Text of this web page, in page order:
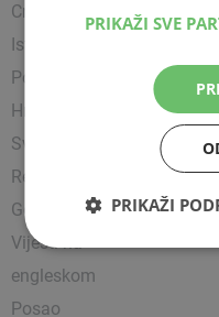
Crna kronika
Istražili smo
Politika
Hrvatska
Svijet
Religija
Gospodarstvo
Vijesti na
engleskom
Posao
Tenis
PRIKAŽI SVE
PRIKAŽI